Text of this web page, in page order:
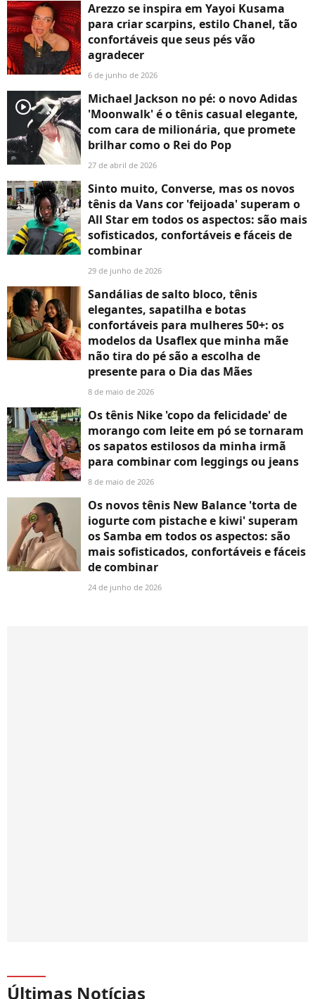
Arezzo se inspira em Yayoi Kusama
para criar scarpins, estilo Chanel, tão
confortáveis que seus pés vão
agradecer
6 de junho de 2026
player2
Michael Jackson no pé: o novo Adidas
'Moonwalk' é o tênis casual elegante,
com cara de milionária, que promete
brilhar como o Rei do Pop
27 de abril de 2026
Sinto muito, Converse, mas os novos
tênis da Vans cor 'feijoada' superam o
All Star em todos os aspectos: são mais
sofisticados, confortáveis e fáceis de
combinar
29 de junho de 2026
Sandálias de salto bloco, tênis
elegantes, sapatilha e botas
confortáveis para mulheres 50+: os
modelos da Usaflex que minha mãe
não tira do pé são a escolha de
presente para o Dia das Mães
8 de maio de 2026
Os tênis Nike 'copo da felicidade' de
morango com leite em pó se tornaram
os sapatos estilosos da minha irmã
para combinar com leggings ou jeans
8 de maio de 2026
Os novos tênis New Balance 'torta de
iogurte com pistache e kiwi' superam
os Samba em todos os aspectos: são
mais sofisticados, confortáveis e fáceis
de combinar
24 de junho de 2026
Últimas Notícias